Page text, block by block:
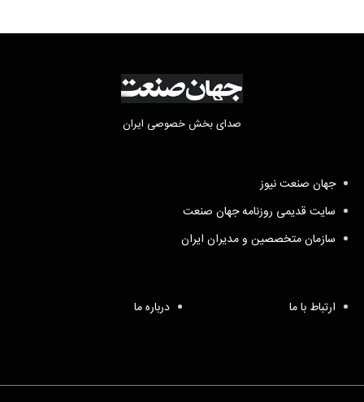
صدای بخش خصوصی ایران
جهان صنعت نیوز
سایت قدیمی روزنامه جهان صنعت
سازمان متخصصین و مدیران ایران
ارتباط با ما درباره ما